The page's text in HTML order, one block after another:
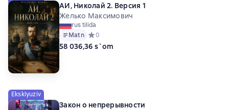
АИ, Николай 2. Версия 1
Желько Максимович
rus tilida
Matn Средний рейтинг 0 на основе 0 оценок
0
58 036,36 s`om
Eksklyuziv
Закон о непрерывности